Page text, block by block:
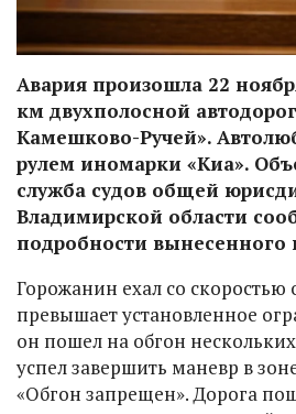
Авария произошла 22
км двухполосной
Камешково-Ручей».
рулем иномарки «Киа».
служба судов общей
Владимирской области
подробности вынесенного
Горожанин ехал со скоростью
превышает установленное
он пошел на обгон
успел завершить маневр в
«Обгон запрещен». Дорога